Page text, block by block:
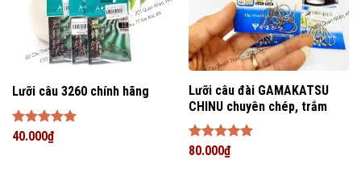
Lưỡi câu 3260 chính hãng
Được xếp
40.000₫
Lưỡi câu đài GAMAKATSU
CHINU chuyên chép, trắm
Được xếp
80.000₫